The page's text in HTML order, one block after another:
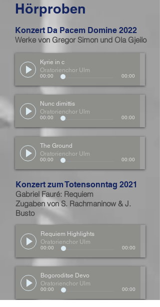
Hörproben
Konzert Da Pacem Domine 2022
Werke von Gregor Simon und Ola Gjeilo
Kyrie in c
Oratorienchor Ulm
00:00 00:00
Nunc dimittis
Oratorienchor Ulm
00:00 00:00
The Ground
Oratorienchor Ulm
00:00 00:00
Konzert zum Totensonntag 2021
Gabriel Fauré: Requiem
Zugaben von S. Rachmaninow & J.
Busto
Requiem Highlights
Oratorienchor Ulm
00:00 00:00
Bogoroditse Devo
Oratorienchor Ulm
00:00 00:00